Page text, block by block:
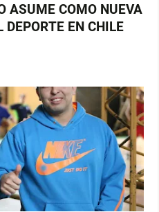
ASUME COMO NUEVA
EN CHILE